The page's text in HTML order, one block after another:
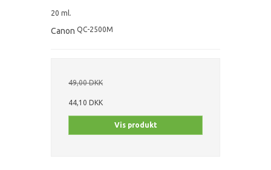
20 ml.
Canon QC-2500M
49,00 DKK
44,10 DKK
Vis produkt